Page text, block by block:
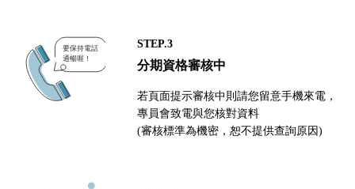
STEP.3
分期資格審核中
若頁面提示審核中則請您留意手機來電，
專員會致電與您核對資料
(審核標準為機密，恕不提供查詢原因)